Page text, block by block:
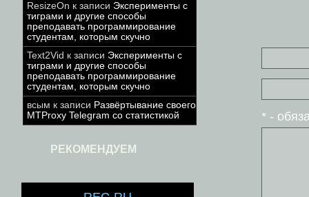
ResizeOn к записи Эксперименты с
тиграми и другие способы
преподавать программирование
студентам, которым скучно
Text2Vid к записи Эксперименты с
тиграми и другие способы
преподавать программирование
студентам, которым скучно
всым к записи Развёртывание своего
MTProxy Telegram со статистикой
РЕКОМЕНДУЕМ
* -